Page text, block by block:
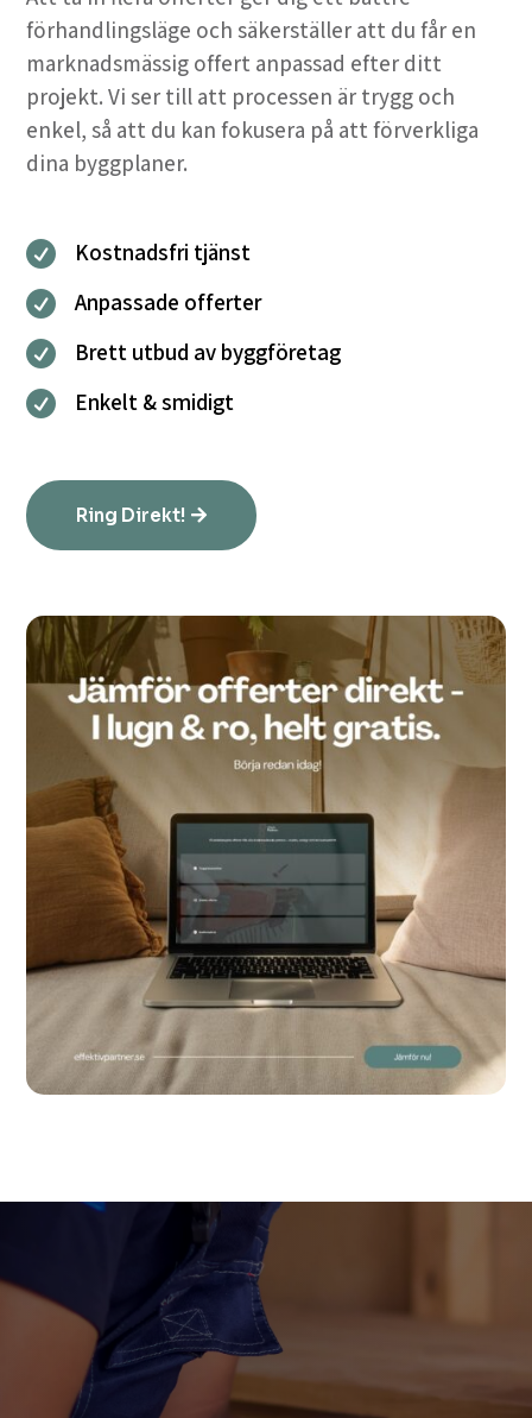
förhandlingsläge och säkerställer att du får en
marknadsmässig offert anpassad efter ditt
projekt. Vi ser till att processen är trygg och
enkel, så att du kan fokusera på att förverkliga
dina byggplaner.
 Kostnadsfri tjänst
 Anpassade offerter
 Brett utbud av byggföretag
 Enkelt & smidigt
Ring Direkt!